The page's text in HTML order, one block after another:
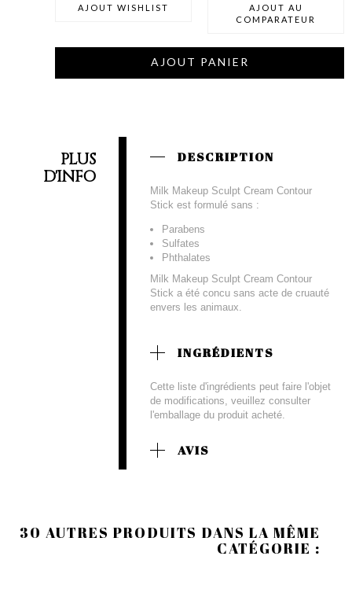
AJOUT WISHLIST
AJOUT AU
COMPARATEUR
AJOUT PANIER
PLUS
D'INFO
DESCRIPTION
Milk Makeup Sculpt Cream Contour
Stick est formulé sans :
Parabens
Sulfates
Phthalates
Milk Makeup Sculpt Cream Contour
Stick a été concu sans acte de cruauté
envers les animaux.
INGRÉDIENTS
Cette liste d'ingrédients peut faire l'objet
de modifications, veuillez consulter
l'emballage du produit acheté.
AVIS
30 AUTRES PRODUITS DANS LA MÊME
CATÉGORIE :